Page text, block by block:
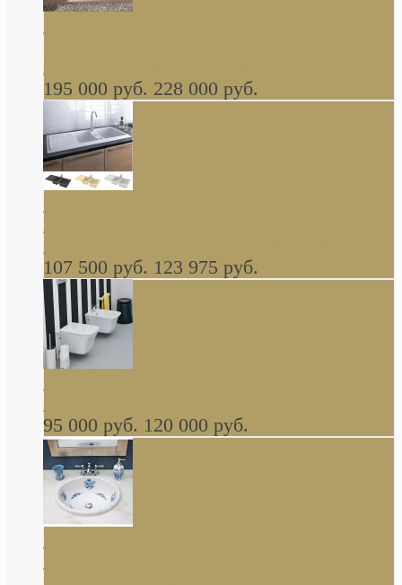
Butterfly Scarabeo КОМПЛЕКТ санфаянса
глянцевая платина В НАЛИЧИИ
195 000 руб. 228 000 руб.
керамическая мойка 1160 x 510 мм белая,
серая, черная, бежевая В НАЛИЧИИ
107 500 руб. 123 975 руб.
навесное КОМПЛЕКТ
95 000 руб. 120 000 руб.
Decorated Bathroom раковина овальная
встраиваемая для ванной с рисунком синяя